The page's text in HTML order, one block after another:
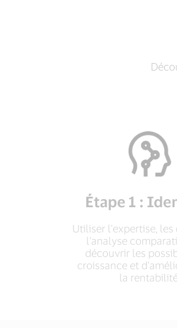
Étape 1 :
Utiliser l’expertise,
l’analyse
découvrir les
croissance et
la rentabilité.